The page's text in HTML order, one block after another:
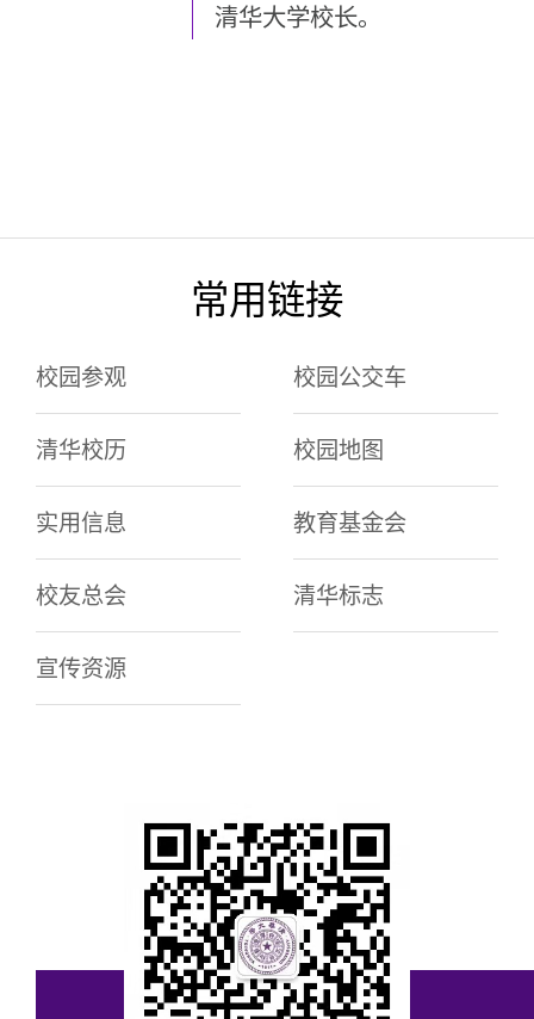
清华大学校长。
常用链接
校园参观 校园公交车
清华校历 校园地图
实用信息 教育基金会
校友总会 清华标志
宣传资源